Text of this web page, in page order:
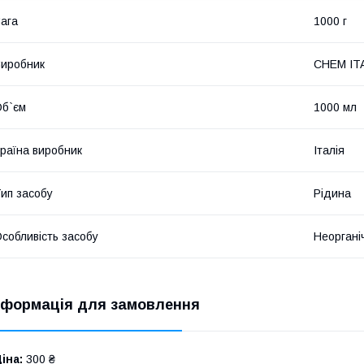
1000 г
CHEM
1000 мл
виробник Італія
засобу Рідина
засобу
для замовлення
300 ₴